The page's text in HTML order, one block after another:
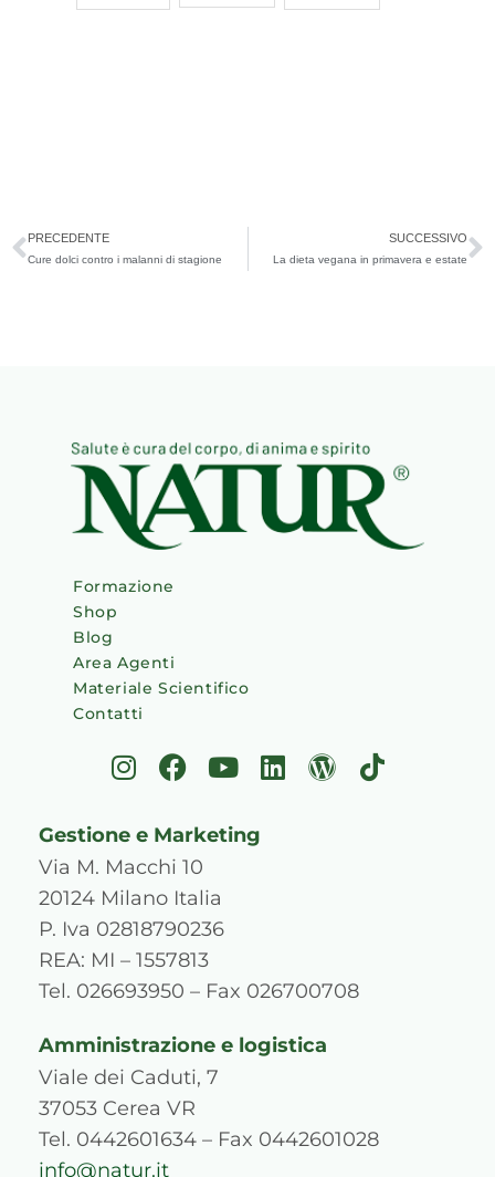
Precedente
PRECEDENTE
Cure dolci contro i malanni di stagione
SUCCESSIVO
La dieta vegana in primavera e estate
Formazione
Shop
Blog
Area Agenti
Materiale Scientifico
Contatti
I
n
t
a
g
r
a
m
F
a
e
b
o
o
k
Y
o
t
e
L
i
W
o
s
T
i
Gestione e Marketing
Via M. Macchi 10
20124 Milano Italia
P. Iva 02818790236
REA: MI – 1557813
Tel. 026693950 – Fax 026700708
Amministrazione e logistica
Viale dei Caduti, 7
37053 Cerea VR
Tel. 0442601634 – Fax 0442601028
info@natur.it